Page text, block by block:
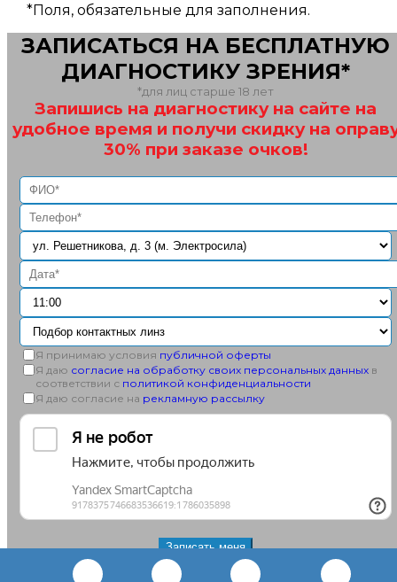
*Поля, обязательные для заполнения.
ЗАПИСАТЬСЯ НА БЕСПЛАТНУЮ
ДИАГНОСТИКУ ЗРЕНИЯ*
*для лиц старше 18 лет
Запишись на диагностику на сайте на
удобное время и получи скидку на
30% при заказе очков!
Я принимаю условия публичной оферты
Я даю согласие на обработку своих персональных данных в
соответствии с политикой конфиденциальности
Я даю согласие на рекламную рассылку
+7